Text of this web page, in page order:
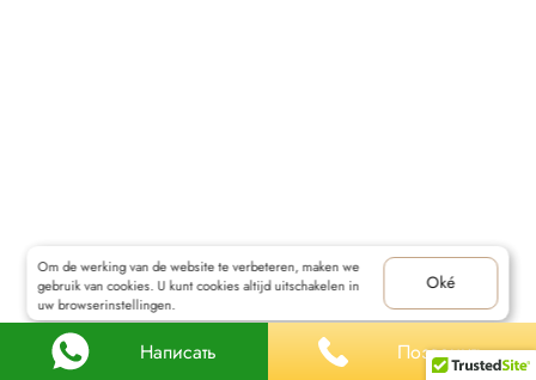
Om de werking van de website te verbeteren, maken we
gebruik van cookies. U kunt cookies altijd uitschakelen in
uw browserinstellingen.
Oké
Написать Позвонить